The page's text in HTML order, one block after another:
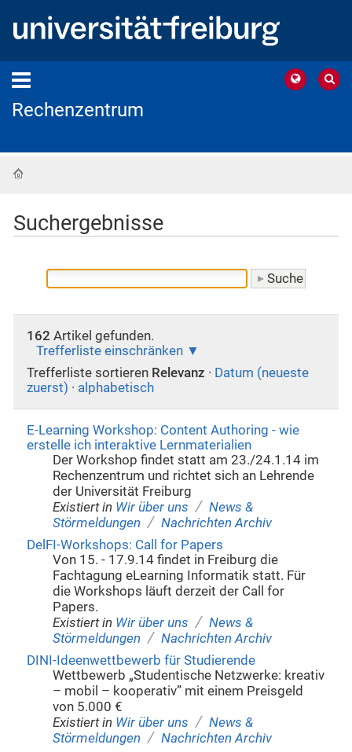
Rechenzentrum
Suchergebnisse
162 Artikel gefunden.
Trefferliste einschränken
Trefferliste sortieren Relevanz · Datum (neueste
zuerst) · alphabetisch
E-Learning Workshop: Content Authoring - wie
erstelle ich interaktive Lernmaterialien
Der Workshop findet statt am 23./24.1.14 im
Rechenzentrum und richtet sich an Lehrende
der Universität Freiburg
Existiert in Wir über uns / News &
Störmeldungen / Nachrichten Archiv
DelFI-Workshops: Call for Papers
Von 15. - 17.9.14 findet in Freiburg die
Fachtagung eLearning Informatik statt. Für
die Workshops läuft derzeit der Call for
Papers.
Existiert in Wir über uns / News &
Störmeldungen / Nachrichten Archiv
DINI-Ideenwettbewerb für Studierende
Wettbewerb „Studentische Netzwerke: kreativ
– mobil – kooperativ” mit einem Preisgeld
von 5.000 €
Existiert in Wir über uns / News &
Störmeldungen / Nachrichten Archiv